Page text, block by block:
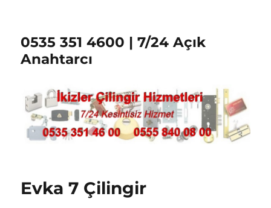
0535 351 4600 | 7/24 Açık
Anahtarcı
Evka 7 Çilingir